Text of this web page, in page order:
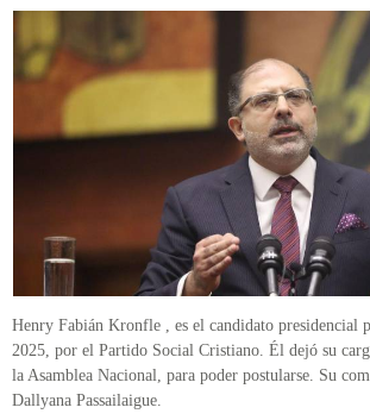
Henry Fabián Kronfle , es el candidato presidencial
2025, por el Partido Social Cristiano. Él dejó su
la Asamblea Nacional, para poder postularse. Su
Dallyana Passailaigue.